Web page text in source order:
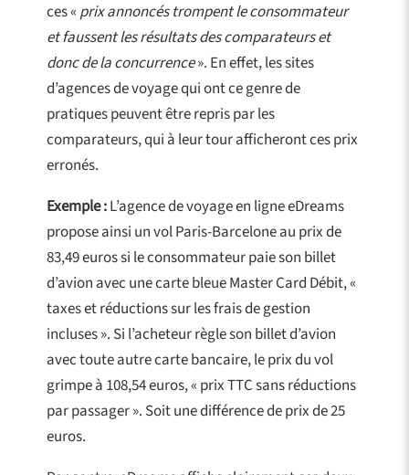
ces «prix annoncés trompent le consommateur
et faussent les résultats des comparateurs et
donc de la concurrence». En effet, les sites
d’agences de voyage qui ont ce genre de
pratiques peuvent être repris par les
comparateurs, qui à leur tour afficheront ces prix
erronés.
Exemple :L’agence de voyage en ligne eDreams
propose ainsi un vol Paris-Barcelone au prix de
83,49 euros si le consommateur paie son billet
d’avion avec une carte bleue Master Card Débit, «
taxes et réductions sur les frais de gestion
incluses ». Si l’acheteur règle son billet d’avion
avec toute autre carte bancaire, le prix du vol
grimpe à 108,54 euros, « prix TTC sans réductions
par passager ». Soit une différence de prix de 25
euros.